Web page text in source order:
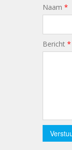
Naam *
Bericht *